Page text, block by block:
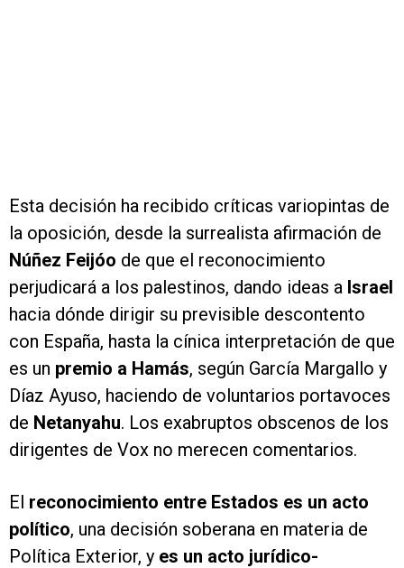
Esta decisión ha recibido críticas variopintas de
la oposición, desde la surrealista afirmación de
Núñez Feijóo de que el reconocimiento
perjudicará a los palestinos, dando ideas a Israel
hacia dónde dirigir su previsible descontento
con España, hasta la cínica interpretación de que
es un premio a Hamás, según García Margallo y
Díaz Ayuso, haciendo de voluntarios portavoces
de Netanyahu. Los exabruptos obscenos de los
dirigentes de Vox no merecen comentarios.
El reconocimiento entre Estados es un acto
político, una decisión soberana en materia de
Política Exterior, y es un acto jurídico-